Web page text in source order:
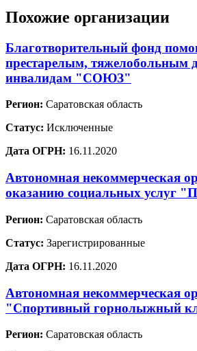
Похожие организации
Благотворительный фонд
престарелым, тяжелобольным
инвалидам "СОЮЗ"
Регион: Саратовская область
Статус: Исключенные
Дата ОГРН: 16.11.2020
Автономная некоммерческая
оказанию социальных услуг
Регион: Саратовская область
Статус: Зарегистрированные
Дата ОГРН: 16.11.2020
Автономная некоммерческая
"Спортивный горнолыжный
Регион: Саратовская область